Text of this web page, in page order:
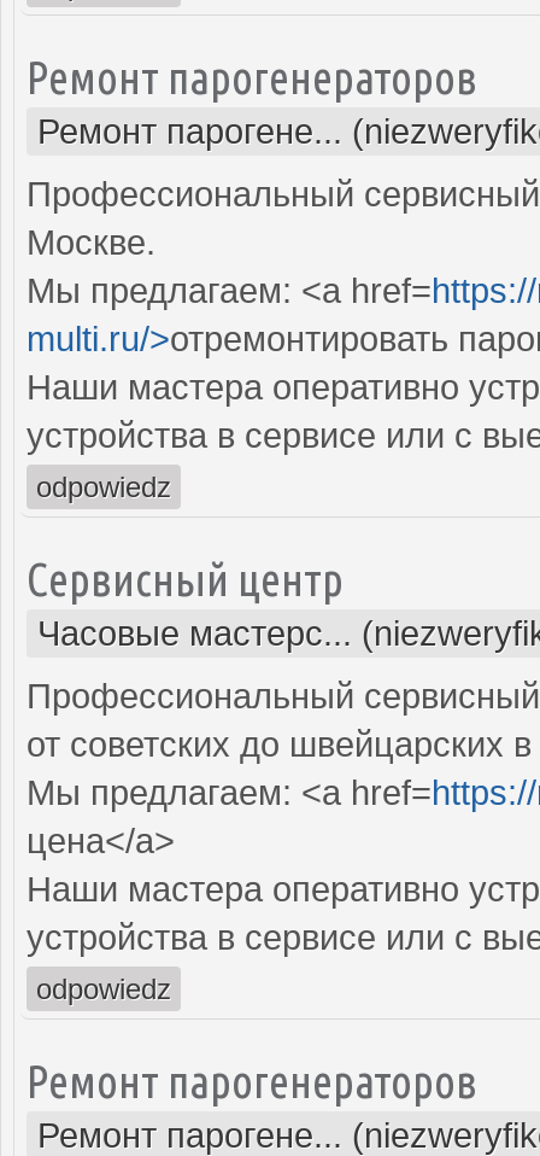
Ремонт парогенераторов
Ремонт парогене...
Профессиональный
Москве.
Мы предлагаем: <a href=
multi.ru/>отремонтировать
Наши мастера оперативно
устройства в сервисе или с
odpowiedz
Сервисный центр
Часовые мастерс...
Профессиональный
от советских до швейцарских
Мы предлагаем: <a href=
цена</a>
Наши мастера оперативно
устройства в сервисе или с
odpowiedz
Ремонт парогенераторов
Ремонт парогене...